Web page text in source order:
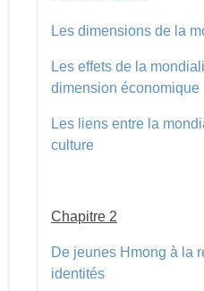
Les dimensions de la
Les effets de la
dimension économique
Les liens entre la
culture
Chapitre 2
De jeunes Hmong à la
identités